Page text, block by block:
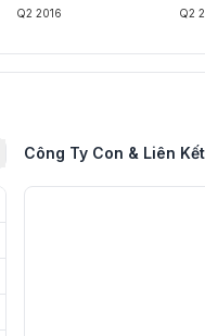
Q2 2016 Q2
Công Ty Con & Liên Kết